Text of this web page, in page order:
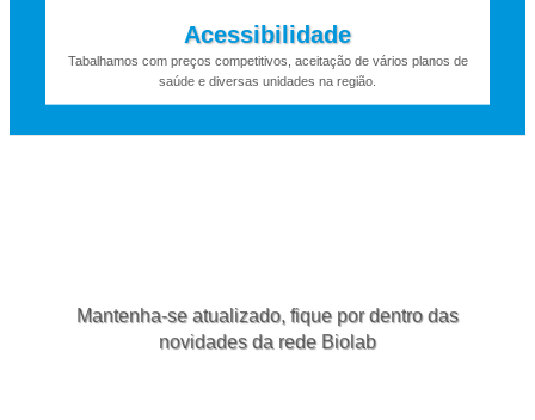
Acessibilidade
Tabalhamos com preços competitivos, aceitação de vários planos de
saúde e diversas unidades na região.
Mantenha-se atualizado, fique por dentro das
novidades da rede Biolab